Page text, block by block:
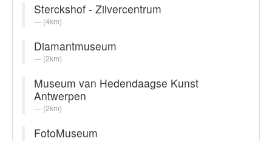
Sterckshof - Zilvercentrum
(4km)
Diamantmuseum
(2km)
Museum van Hedendaagse Kunst
Antwerpen
(2km)
FotoMuseum